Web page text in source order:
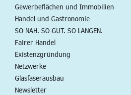
Gewerbeflächen und Immobilien
Handel und Gastronomie
SO NAH. SO GUT. SO LANGEN.
Fairer Handel
Existenzgründung
Netzwerke
Glasfaserausbau
Newsletter